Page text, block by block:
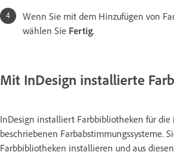
Wenn Sie mit dem Hinzufügen von
wählen Sie Fertig.
Mit InDesign installierte
InDesign installiert Farbbibliotheken für die
beschriebenen Farbabstimmungssysteme.
Farbbibliotheken installieren und aus